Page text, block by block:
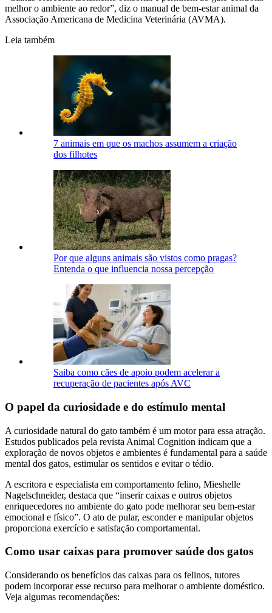
melhor o ambiente ao redor”, diz o manual de bem-estar animal da
Associação Americana de Medicina Veterinária (AVMA).
Leia também
7 animais em que os machos assumem a criação
dos filhotes
Por que alguns animais são vistos como pragas?
Entenda o que influencia nossa percepção
Saiba como cães de apoio podem acelerar a
recuperação de pacientes após AVC
O papel da curiosidade e do estímulo mental
A curiosidade natural do gato também é um motor para essa atração.
Estudos publicados pela revista Animal Cognition indicam que a
exploração de novos objetos e ambientes é fundamental para a saúde
mental dos gatos, estimular os sentidos e evitar o tédio.
A escritora e especialista em comportamento felino, Mieshelle
Nagelschneider, destaca que “inserir caixas e outros objetos
enriquecedores no ambiente do gato pode melhorar seu bem-estar
emocional e físico”. O ato de pular, esconder e manipular objetos
proporciona exercício e satisfação comportamental.
Como usar caixas para promover saúde dos gatos
Considerando os benefícios das caixas para os felinos, tutores
podem incorporar esse recurso para melhorar o ambiente doméstico.
Veja algumas recomendações: